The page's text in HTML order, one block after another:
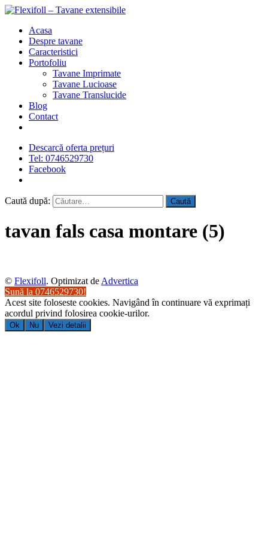
Acasa
Despre tavane
Caracteristici
Portofoliu
Tavane Imprimate
Tavane Lucioase
Tavane Translucide
Blog
Contact
Descarcă oferta prețuri
Tel: 0746529730
Facebook
Caută după:
tavan fals casa montare (5)
© Flexifoll. Optimizat de Advertica
Sună la 0746529730!
Acest site foloseste cookies. Navigând în continuare vă exprimați
acordul privind folosirea cookie-urilor.
Ok Nu Vezi detalii